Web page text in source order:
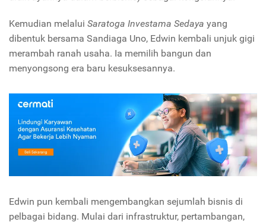
Kemudian melalui Saratoga Investama Sedaya yang
dibentuk bersama Sandiaga Uno, Edwin kembali unjuk gigi
merambah ranah usaha. Ia memilih bangun dan
menyongsong era baru kesuksesannya.
Edwin pun kembali mengembangkan sejumlah bisnis di
pelbagai bidang. Mulai dari infrastruktur, pertambangan,